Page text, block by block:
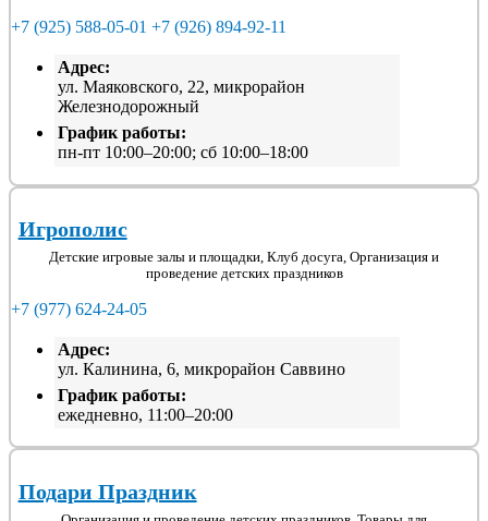
+7 (925) 588-05-01 +7 (926) 894-92-11
Адрес:
ул. Маяковского, 22, микрорайон
Железнодорожный
График работы:
пн-пт 10:00–20:00; сб 10:00–18:00
Игрополис
Детские игровые залы и площадки, Клуб досуга, Организация и
проведение детских праздников
+7 (977) 624-24-05
Адрес:
ул. Калинина, 6, микрорайон Саввино
График работы:
ежедневно, 11:00–20:00
Подари Праздник